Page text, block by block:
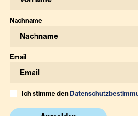
Nachname
Email
Ich stimme den